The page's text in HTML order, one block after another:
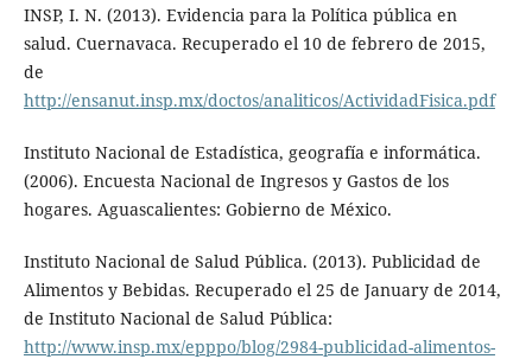
INSP, I. N. (2013). Evidencia para la Política pública en
salud. Cuernavaca. Recuperado el 10 de febrero de 2015,
de
http://ensanut.insp.mx/doctos/analiticos/ActividadFisica.pdf
Instituto Nacional de Estadística, geografía e informática.
(2006). Encuesta Nacional de Ingresos y Gastos de los
hogares. Aguascalientes: Gobierno de México.
Instituto Nacional de Salud Pública. (2013). Publicidad de
Alimentos y Bebidas. Recuperado el 25 de January de 2014,
de Instituto Nacional de Salud Pública:
http://www.insp.mx/epppo/blog/2984-publicidad-alimentos-